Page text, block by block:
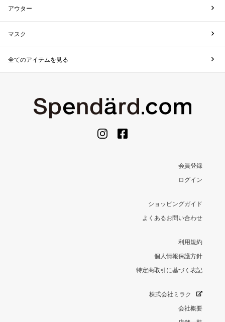
アウター
マスク
全てのアイテムを見る
会員登録
ログイン
ショッピングガイド
よくあるお問い合わせ
利用規約
個人情報保護方針
特定商取引に基づく表記
株式会社ミラク
会社概要